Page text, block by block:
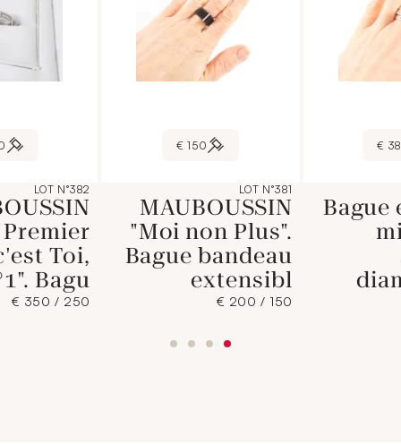
Bague
150 €
LOT N°381
MAUBOUSSIN
"Moi non Plus".
Bague bandeau
extensibl
150 / 200 €
LOT N°382
Toi,
Bagu
250 / 350 €